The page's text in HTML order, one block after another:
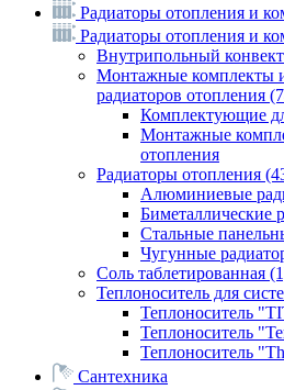
Радиаторы отопления и
Радиаторы отопления и
Внутрипольный
Монтажные комплекты
радиаторов отопления
Комплектующие
Монтажные
отопления
Радиаторы отопления
Алюминиевые
Биметаллические
Стальные
Чугунные
Соль таблетированная
Теплоноситель для
Теплоноситель
Теплоноситель
Теплоноситель
Сантехника